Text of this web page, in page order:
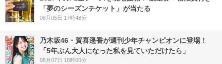
「夢のシーズンチケット」が当たる
08月05日 17時48分
乃木坂46・賀喜遥香が週刊少年チャンピオンに登場！
「5年ぶん大人になった私を見ていただけたら」
08月07日 18時00分